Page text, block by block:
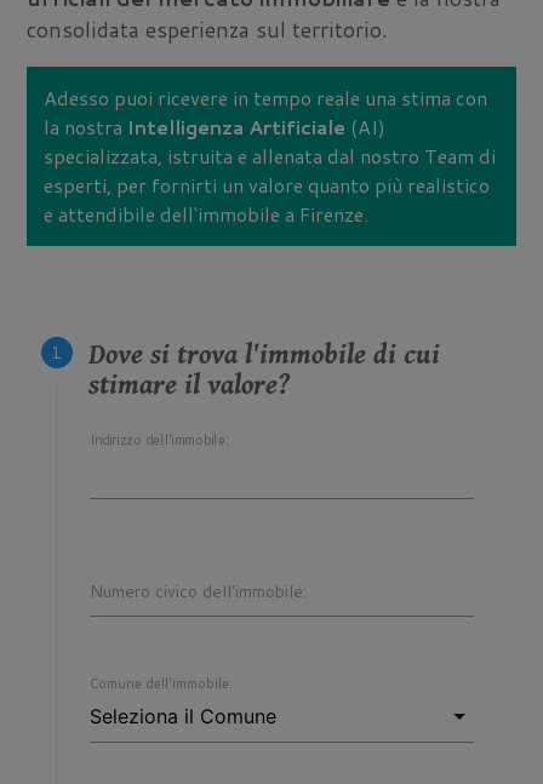
consolidata esperienza sul territorio.
Adesso puoi ricevere in tempo reale una stima con
la nostra Intelligenza Artificiale (AI)
specializzata, istruita e allenata dal nostro Team di
esperti, per fornirti un valore quanto più realistico
e attendibile dell'immobile a Firenze.
Dove si trova l'immobile di cui
stimare il valore?
Indirizzo dell'immobile:
Numero civico dell'immobile:
Comune dell'immobile: